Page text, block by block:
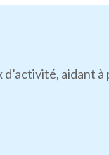
aidant